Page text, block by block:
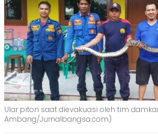
Ular piton saat dievakuasi oleh tim
Ambang/Jurnalbangsa.com)